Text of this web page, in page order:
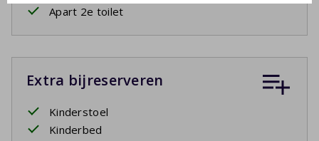
Apart 2e toilet
Extra bijreserveren
Kinderstoel
Kinderbed